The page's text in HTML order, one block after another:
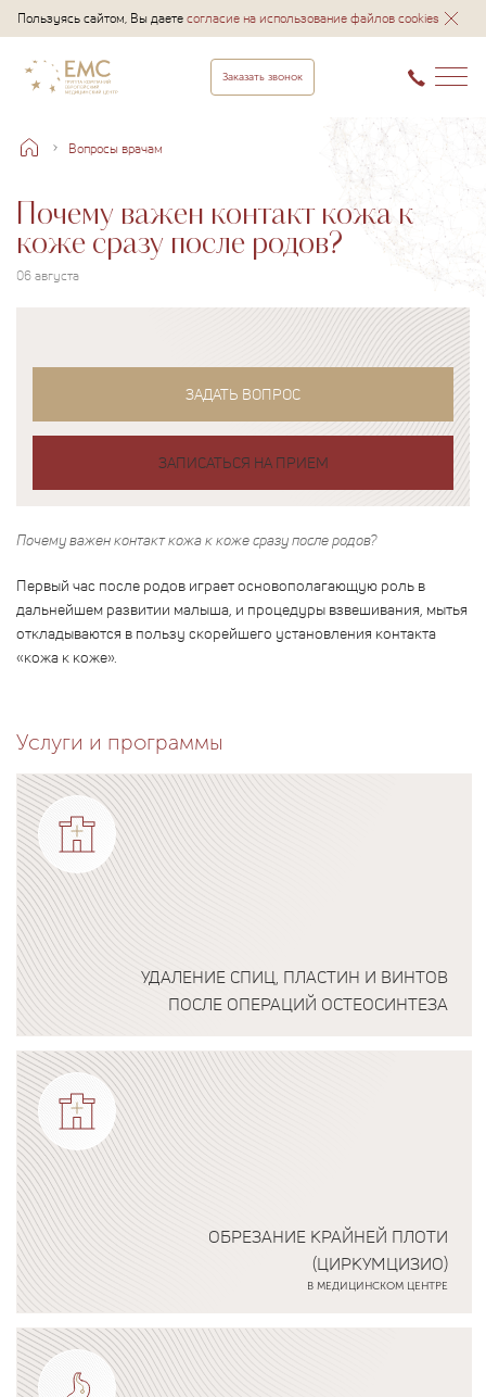
Пользуясь сайтом, Вы даетесогласие на использование файлов cookies
Заказать звонок
Вопросы врачам
Почему важен контакт кожа к
коже сразу после родов?
06 августа
ЗАДАТЬ ВОПРОС
ЗАПИСАТЬСЯ НА ПРИЕМ
Почему важен контакт кожа к коже сразу после родов?
Первый час после родов играет основополагающую роль в
дальнейшем развитии малыша, и процедуры взвешивания, мытья
откладываются в пользу скорейшего установления контакта
«кожа к коже».
Услуги и программы
УДАЛЕНИЕ СПИЦ, ПЛАСТИН И ВИНТОВ
ПОСЛЕ ОПЕРАЦИЙ ОСТЕОСИНТЕЗА
Подробнее о программе
ОБРЕЗАНИЕ КРАЙНЕЙ ПЛОТИ
(ЦИРКУМЦИЗИО)
В МЕДИЦИНСКОМ ЦЕНТРЕ
Подробнее о программе